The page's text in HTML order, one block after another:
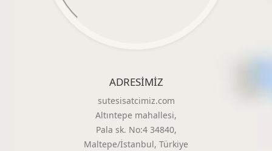
ADRESIMIZ
sutesisatcimiz.com
Altıntepe mahallesi,
Pala sk. No:4 34840,
Maltepe/İstanbul, Türkiye